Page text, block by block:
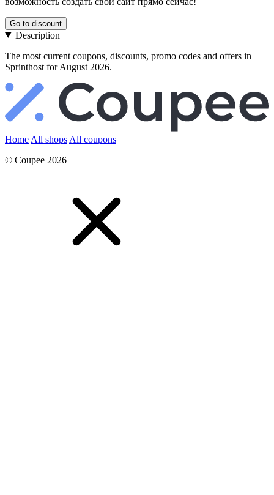
Go to discount
Description
The most current coupons, discounts, promo codes and offers in
Sprinthost for August 2026.
Home All shops All coupons
© Coupee 2026